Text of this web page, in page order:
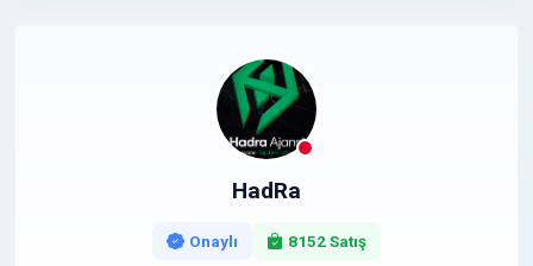
HadRa
Onaylı 8152 Satış